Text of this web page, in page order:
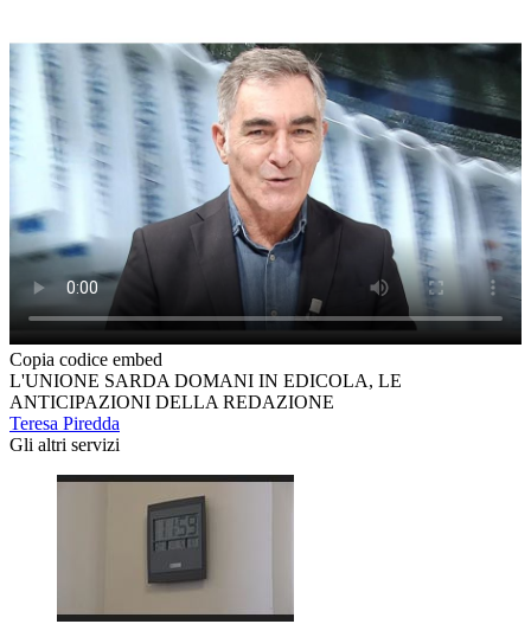
Copia codice embed
L'UNIONE SARDA DOMANI IN EDICOLA, LE
ANTICIPAZIONI DELLA REDAZIONE
Teresa Piredda
Gli altri servizi